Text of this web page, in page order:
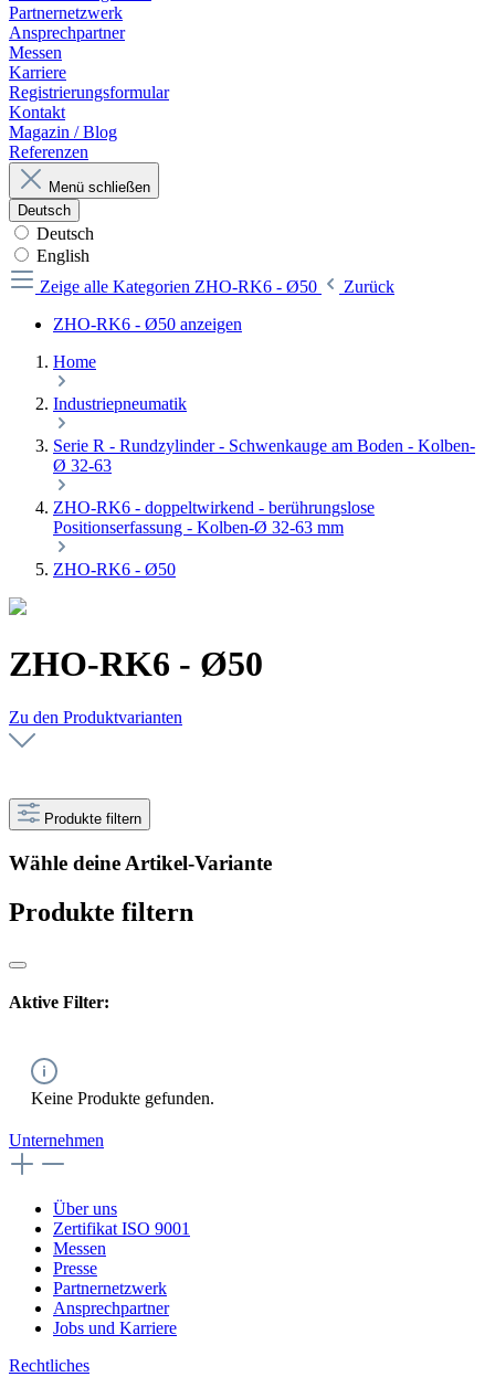
Partnernetzwerk
Ansprechpartner
Messen
Karriere
Registrierungsformular
Kontakt
Magazin / Blog
Referenzen
Menü schließen
Deutsch
Deutsch
English
Zeige alle Kategorien ZHO-RK6 - Ø50
Zurück
ZHO-RK6 - Ø50 anzeigen
Home
Industriepneumatik
Serie R - Rundzylinder - Schwenkauge am Boden - Kolben-
Ø 32-63
ZHO-RK6 - doppeltwirkend - berührungslose
Positionserfassung - Kolben-Ø 32-63 mm
ZHO-RK6 - Ø50
ZHO-RK6 - Ø50
Zu den Produktvarianten
Produkte filtern
Wähle deine Artikel-Variante
Produkte filtern
Aktive Filter:
Keine Produkte gefunden.
Unternehmen
Über uns
Zertifikat ISO 9001
Messen
Presse
Partnernetzwerk
Ansprechpartner
Jobs und Karriere
Rechtliches